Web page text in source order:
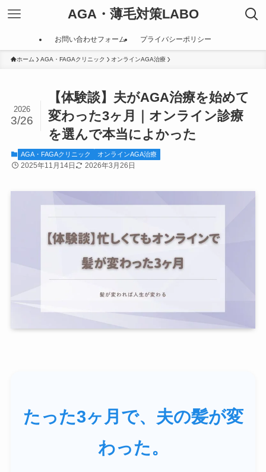
AGA・薄毛対策LABO
お問い合わせフォーム プライバシーポリシー
ホーム AGA・FAGAクリニック オンラインAGA治療
【体験談】夫がAGA治療を始めて
変わった3ヶ月｜オンライン診療
を選んで本当によかった
2026
3/26
AGA・FAGAクリニック オンラインAGA治療
2025年11月14日 2026年3月26日
たった3ヶ月で、夫の髪が変
わった。